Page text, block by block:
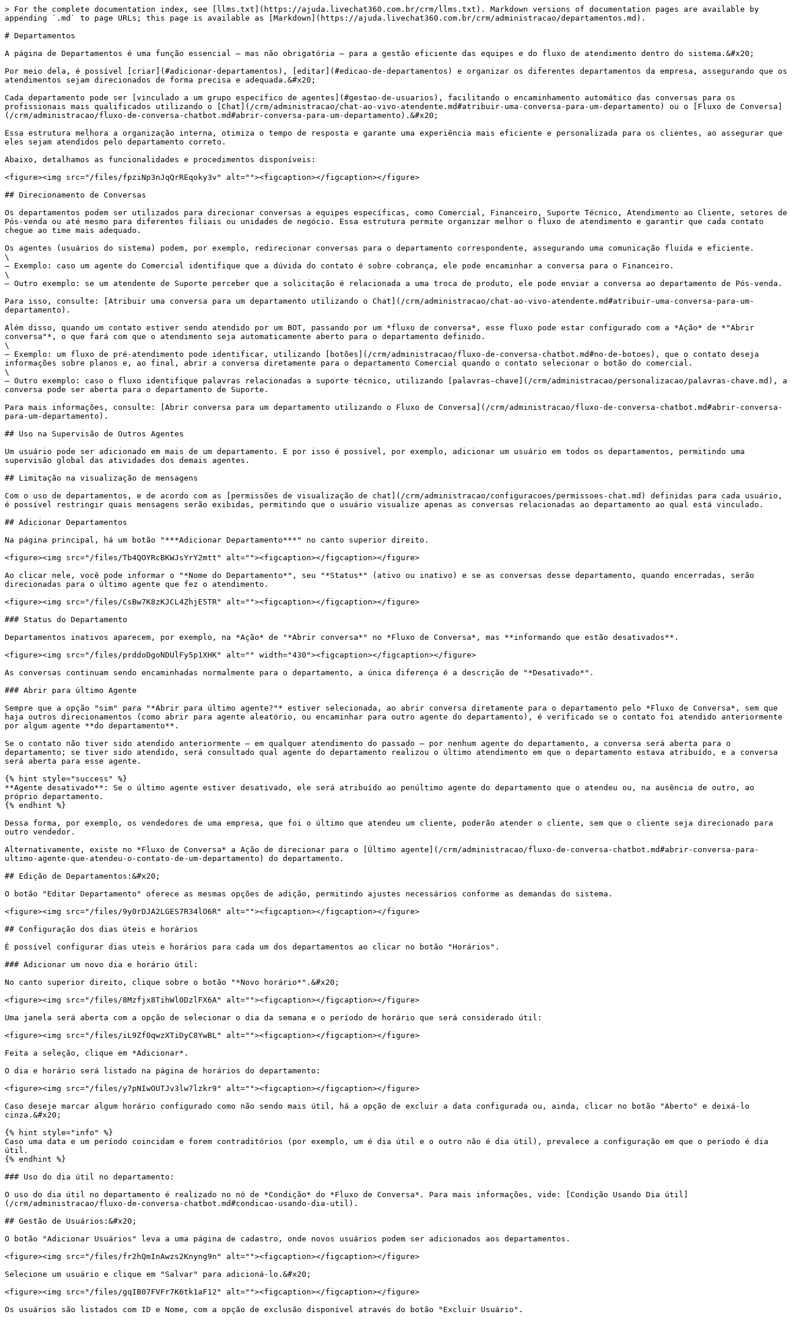
> For the complete documentation index, see [llms.txt](https://ajuda.livechat360.com.br/crm/llms.txt). Markdown versions of documentation pages are available by
appending `.md` to page URLs; this page is available as [Markdown](https://ajuda.livechat360.com.br/crm/administracao/departamentos.md).
# Departamentos
A página de Departamentos é uma função essencial – mas não obrigatória – para a gestão eficiente das equipes e do fluxo de atendimento dentro do sistema.&#x20;
Por meio dela, é possível [criar](#adicionar-departamentos), [editar](#edicao-de-departamentos) e organizar os diferentes departamentos da empresa, assegurando que os
atendimentos sejam direcionados de forma precisa e adequada.&#x20;
Cada departamento pode ser [vinculado a um grupo específico de agentes](#gestao-de-usuarios), facilitando o encaminhamento automático das conversas para os
profissionais mais qualificados utilizando o [Chat](/crm/administracao/chat-ao-vivo-atendente.md#atribuir-uma-conversa-para-um-departamento) ou o [Fluxo de Conversa]
(/crm/administracao/fluxo-de-conversa-chatbot.md#abrir-conversa-para-um-departamento).&#x20;
Essa estrutura melhora a organização interna, otimiza o tempo de resposta e garante uma experiência mais eficiente e personalizada para os clientes, ao assegurar que
eles sejam atendidos pelo departamento correto.
Abaixo, detalhamos as funcionalidades e procedimentos disponíveis:
<figure><img src="/files/fpziNp3nJqQrREqoky3v" alt=""><figcaption></figcaption></figure>
## Direcionamento de Conversas
Os departamentos podem ser utilizados para direcionar conversas a equipes específicas, como Comercial, Financeiro, Suporte Técnico, Atendimento ao Cliente, setores de
Pós-venda ou até mesmo para diferentes filiais ou unidades de negócio. Essa estrutura permite organizar melhor o fluxo de atendimento e garantir que cada contato
chegue ao time mais adequado.
Os agentes (usuários do sistema) podem, por exemplo, redirecionar conversas para o departamento correspondente, assegurando uma comunicação fluida e eficiente.
\
– Exemplo: caso um agente do Comercial identifique que a dúvida do contato é sobre cobrança, ele pode encaminhar a conversa para o Financeiro.
\
– Outro exemplo: se um atendente de Suporte perceber que a solicitação é relacionada a uma troca de produto, ele pode enviar a conversa ao departamento de Pós-venda.
Para isso, consulte: [Atribuir uma conversa para um departamento utilizando o Chat](/crm/administracao/chat-ao-vivo-atendente.md#atribuir-uma-conversa-para-um-
departamento).
Além disso, quando um contato estiver sendo atendido por um BOT, passando por um *fluxo de conversa*, esse fluxo pode estar configurado com a *Ação* de *"Abrir
conversa"*, o que fará com que o atendimento seja automaticamente aberto para o departamento definido.
\
– Exemplo: um fluxo de pré-atendimento pode identificar, utilizando [botões](/crm/administracao/fluxo-de-conversa-chatbot.md#no-de-botoes), que o contato deseja
informações sobre planos e, ao final, abrir a conversa diretamente para o departamento Comercial quando o contato selecionar o botão do comercial.
\
– Outro exemplo: caso o fluxo identifique palavras relacionadas a suporte técnico, utilizando [palavras-chave](/crm/administracao/personalizacao/palavras-chave.md), a
conversa pode ser aberta para o departamento de Suporte.
Para mais informações, consulte: [Abrir conversa para um departamento utilizando o Fluxo de Conversa](/crm/administracao/fluxo-de-conversa-chatbot.md#abrir-conversa-
para-um-departamento).
## Uso na Supervisão de Outros Agentes
Um usuário pode ser adicionado em mais de um departamento. E por isso é possível, por exemplo, adicionar um usuário em todos os departamentos, permitindo uma
supervisão global das atividades dos demais agentes.
## Limitação na visualização de mensagens
Com o uso de departamentos, e de acordo com as [permissões de visualização de chat](/crm/administracao/configuracoes/permissoes-chat.md) definidas para cada usuário,
é possível restringir quais mensagens serão exibidas, permitindo que o usuário visualize apenas as conversas relacionadas ao departamento ao qual está vinculado.
## Adicionar Departamentos
Na página principal, há um botão "***Adicionar Departamento***" no canto superior direito.
<figure><img src="/files/Tb4QOYRcBKWJsYrY2mtt" alt=""><figcaption></figcaption></figure>
Ao clicar nele, você pode informar o "*Nome do Departamento*", seu "*Status*" (ativo ou inativo) e se as conversas desse departamento, quando encerradas, serão
direcionadas para o último agente que fez o atendimento.
<figure><img src="/files/CsBw7K8zKJCL4ZhjE5TR" alt=""><figcaption></figcaption></figure>
### Status do Departamento
Departamentos inativos aparecem, por exemplo, na *Ação* de "*Abrir conversa*" no *Fluxo de Conversa*, mas **informando que estão desativados**.
<figure><img src="/files/prddoDgoNDUlFy5p1XHK" alt="" width="430"><figcaption></figcaption></figure>
As conversas continuam sendo encaminhadas normalmente para o departamento, a única diferença é a descrição de "*Desativado*".
### Abrir para último Agente
Sempre que a opção "sim" para "*Abrir para último agente?"* estiver selecionada, ao abrir conversa diretamente para o departamento pelo *Fluxo de Conversa*, sem que
haja outros direcionamentos (como abrir para agente aleatório, ou encaminhar para outro agente do departamento), é verificado se o contato foi atendido anteriormente
por algum agente **do departamento**.
Se o contato não tiver sido atendido anteriormente – em qualquer atendimento do passado – por nenhum agente do departamento, a conversa será aberta para o
departamento; se tiver sido atendido, será consultado qual agente do departamento realizou o último atendimento em que o departamento estava atribuído, e a conversa
será aberta para esse agente.
{% hint style="success" %}
**Agente desativado**: Se o último agente estiver desativado, ele será atribuído ao penúltimo agente do departamento que o atendeu ou, na ausência de outro, ao
próprio departamento.
{% endhint %}
Dessa forma, por exemplo, os vendedores de uma empresa, que foi o último que atendeu um cliente, poderão atender o cliente, sem que o cliente seja direcionado para
outro vendedor.
Alternativamente, existe no *Fluxo de Conversa* a Ação de direcionar para o [Último agente](/crm/administracao/fluxo-de-conversa-chatbot.md#abrir-conversa-para-
ultimo-agente-que-atendeu-o-contato-de-um-departamento) do departamento.
## Edição de Departamentos:&#x20;
O botão "Editar Departamento" oferece as mesmas opções de adição, permitindo ajustes necessários conforme as demandas do sistema.
<figure><img src="/files/9y0rDJA2LGES7R34lO6R" alt=""><figcaption></figcaption></figure>
## Configuração dos dias úteis e horários
É possível configurar dias uteis e horários para cada um dos departamentos ao clicar no botão "Horários".
### Adicionar um novo dia e horário útil:
No canto superior direito, clique sobre o botão "*Novo horário*".&#x20;
<figure><img src="/files/8Mzfjx8TihWl0DzlFX6A" alt=""><figcaption></figcaption></figure>
Uma janela será aberta com a opção de selecionar o dia da semana e o período de horário que será considerado útil:
<figure><img src="/files/iL9Zf0qwzXTiDyC8YwBL" alt=""><figcaption></figcaption></figure>
Feita a seleção, clique em *Adicionar*.
O dia e horário será listado na página de horários do departamento:
<figure><img src="/files/y7pNIwOUTJv3lw7lzkr9" alt=""><figcaption></figcaption></figure>
Caso deseje marcar algum horário configurado como não sendo mais útil, há a opção de excluir a data configurada ou, ainda, clicar no botão "Aberto" e deixá-lo
cinza.&#x20;
{% hint style="info" %}
Caso uma data e um período coincidam e forem contraditórios (por exemplo, um é dia útil e o outro não é dia útil), prevalece a configuração em que o período é dia
útil.
{% endhint %}
### Uso do dia útil no departamento:
O uso do dia útil no departamento é realizado no nó de *Condição* do *Fluxo de Conversa*. Para mais informações, vide: [Condição Usando Dia útil]
(/crm/administracao/fluxo-de-conversa-chatbot.md#condicao-usando-dia-util).
## Gestão de Usuários:&#x20;
O botão "Adicionar Usuários" leva a uma página de cadastro, onde novos usuários podem ser adicionados aos departamentos.
<figure><img src="/files/fr2hQmInAwzs2Knyng9n" alt=""><figcaption></figcaption></figure>
Selecione um usuário e clique em "Salvar" para adicioná-lo.&#x20;
<figure><img src="/files/gqIB07FVFr7K6tk1aF12" alt=""><figcaption></figcaption></figure>
Os usuários são listados com ID e Nome, com a opção de exclusão disponível através do botão "Excluir Usuário".